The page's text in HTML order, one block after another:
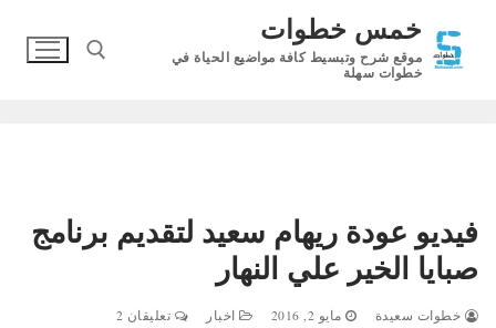
المحتوى
خمس خطوات
موقع شرح وتبسيط كافة مواضيع الحياة في
خطوات سهلة
فيديو عودة ريهام سعيد لتقديم برنامج
صبايا الخير علي النهار
خطوات سعيدة مايو 2, 2016 اخبار تعليقان 2